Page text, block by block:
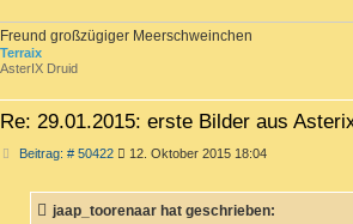
Freund großzügiger Meerschweinchen
Terraix
AsterIX Druid
Re: 29.01.2015: erste Bilder aus
Beitrag: # 50422Beitrag12. Oktober 2015 18:04
jaap_toorenaar hat geschrieben: